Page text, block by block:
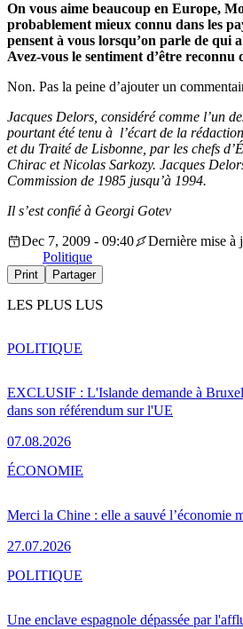
On vous aime beaucoup en Europe,
probablement mieux connu dans les
pensent à vous lorsqu’on parle de qui
Avez-vous le sentiment d’être
Non. Pas la peine d’ajouter un
Jacques Delors, considéré comme l’un
pourtant été tenu à l’écart de la
et du Traité de Lisbonne, par les chefs
Chirac et Nicolas Sarkozy. Jacques
Commission de 1985 jusqu’à 1994.
Il s’est confié à Georgi Gotev
Dec 7, 2009 - 09:40
Dernière mise à
Politique
Print Partager
LES PLUS LUS
EXCLUSIF : L'Islande demande à
dans son référendum sur l'UE
07.08.2026
POLITIQUE
Merci la Chine : elle a sauvé l’économie
27.07.2026
ÉCONOMIE
Une enclave espagnole dépassée par
POLITIQUE